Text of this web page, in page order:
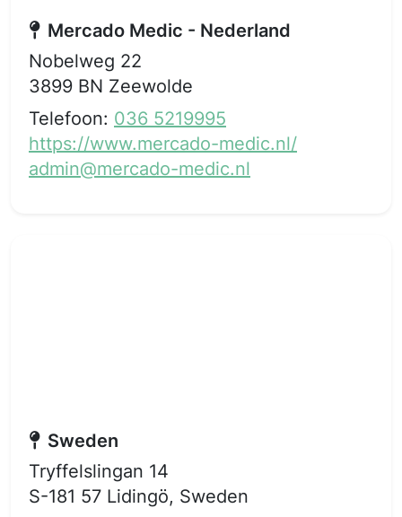
Mercado Medic - Nederland
Nobelweg 22
3899 BN Zeewolde
Telefoon: 036 5219995
https://www.mercado-medic.nl/
admin@mercado-medic.nl
Sweden
Tryffelslingan 14
S-181 57 Lidingö, Sweden